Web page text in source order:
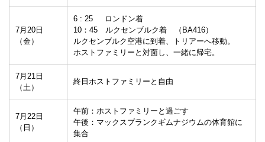
7月20日
（金）
6 : 25 ロンドン着
10：45 ルクセンブルク着 （BA416）
ルクセンブルク空港に到着、トリアーへ移動。
ホストファミリーと対面し、一緒に帰宅。
7月21日
（土）
終日ホストファミリーと自由
7月22日
（日）
午前：ホストファミリーと過ごす
午後：マックスプランクギムナジウムの体育館に
集合